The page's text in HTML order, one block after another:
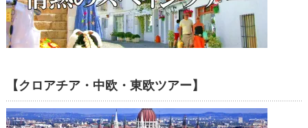
【クロアチア・中欧・東欧ツアー】